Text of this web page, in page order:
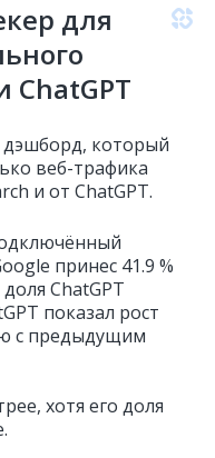
для
ChatGPT
который
веб-трафика
и от ChatGPT.
принес 41.9 %
ChatGPT
показал рост
с предыдущим
хотя его доля